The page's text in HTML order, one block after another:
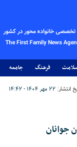
تخصصی خانواده محور در کشور
The First Family News
فرهنگ جامعه
انتشار: ۲۲ مهر ۱۴۰۴ - ۱۴:۴۲
جوانان